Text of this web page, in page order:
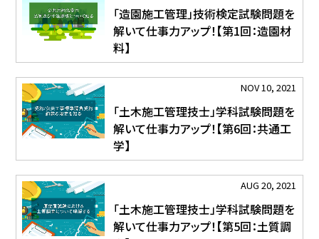
「造園施工管理」技術検定試験問題を
解いて仕事力アップ！【第1回：造園材
料】
NOV 10, 2021
「土木施工管理技士」学科試験問題を
解いて仕事力アップ！【第6回：共通工
学】
AUG 20, 2021
「土木施工管理技士」学科試験問題を
解いて仕事力アップ！【第5回：土質調